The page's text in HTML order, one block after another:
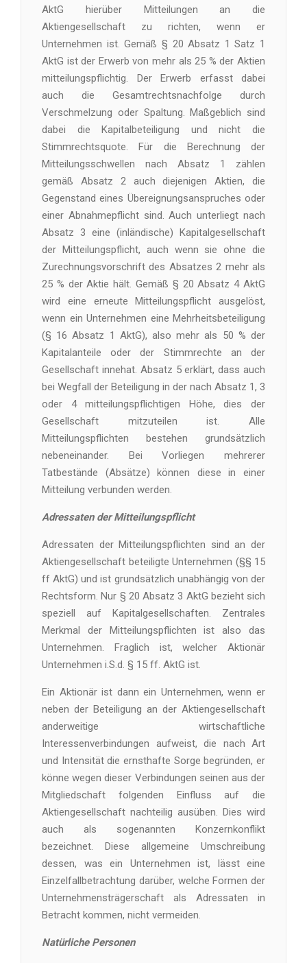
AktG hierüber Mitteilungen an die
Aktiengesellschaft zu richten, wenn er
Unternehmen ist. Gemäß § 20 Absatz 1 Satz 1
AktG ist der Erwerb von mehr als 25 % der Aktien
mitteilungspflichtig. Der Erwerb erfasst dabei
auch die Gesamtrechtsnachfolge durch
Verschmelzung oder Spaltung. Maßgeblich sind
dabei die Kapitalbeteiligung und nicht die
Stimmrechtsquote. Für die Berechnung der
Mitteilungsschwellen nach Absatz 1 zählen
gemäß Absatz 2 auch diejenigen Aktien, die
Gegenstand eines Übereignungsanspruches oder
einer Abnahmepflicht sind. Auch unterliegt nach
Absatz 3 eine (inländische) Kapitalgesellschaft
der Mitteilungspflicht, auch wenn sie ohne die
Zurechnungsvorschrift des Absatzes 2 mehr als
25 % der Aktie hält. Gemäß § 20 Absatz 4 AktG
wird eine erneute Mitteilungspflicht ausgelöst,
wenn ein Unternehmen eine Mehrheitsbeteiligung
(§ 16 Absatz 1 AktG), also mehr als 50 % der
Kapitalanteile oder der Stimmrechte an der
Gesellschaft innehat. Absatz 5 erklärt, dass auch
bei Wegfall der Beteiligung in der nach Absatz 1, 3
oder 4 mitteilungspflichtigen Höhe, dies der
Gesellschaft mitzuteilen ist. Alle
Mitteilungspflichten bestehen grundsätzlich
nebeneinander. Bei Vorliegen mehrerer
Tatbestände (Absätze) können diese in einer
Mitteilung verbunden werden.
Adressaten der Mitteilungspflicht
Adressaten der Mitteilungspflichten sind an der
Aktiengesellschaft beteiligte Unternehmen (§§ 15
ff AktG) und ist grundsätzlich unabhängig von der
Rechtsform. Nur § 20 Absatz 3 AktG bezieht sich
speziell auf Kapitalgesellschaften. Zentrales
Merkmal der Mitteilungspflichten ist also das
Unternehmen. Fraglich ist, welcher Aktionär
Unternehmen i.S.d. § 15 ff. AktG ist.
Ein Aktionär ist dann ein Unternehmen, wenn er
neben der Beteiligung an der Aktiengesellschaft
anderweitige wirtschaftliche
Interessenverbindungen aufweist, die nach Art
und Intensität die ernsthafte Sorge begründen, er
könne wegen dieser Verbindungen seinen aus der
Mitgliedschaft folgenden Einfluss auf die
Aktiengesellschaft nachteilig ausüben. Dies wird
auch als sogenannten Konzernkonflikt
bezeichnet. Diese allgemeine Umschreibung
dessen, was ein Unternehmen ist, lässt eine
Einzelfallbetrachtung darüber, welche Formen der
Unternehmensträgerschaft als Adressaten in
Betracht kommen, nicht vermeiden.
Natürliche Personen